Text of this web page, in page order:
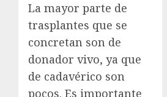
La mayor parte de
trasplantes que se
concretan son de
donador vivo, ya que
de cadavérico son
pocos. Es importante